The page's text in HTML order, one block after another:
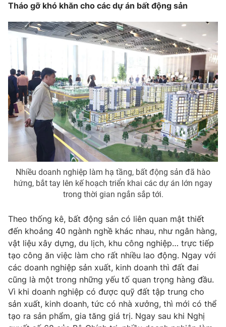
Giấy phép hoạt động báo in và báo điện tử số 483/GP-BTTTT
cấp ngày 29/12/2023
Tổng Biên tập:Vũ Thanh Thủy
Nguyễn Thị Mỹ Hạnh, Phạm Quốc Thắng,
Tổng đài VTV:024.38 355 931 - 024.38 355 932
Ðiện thoại Thời báo VTV:024.66 897 897
Email:toasoan@vtv.vn
Liên hệ quảng cáo:024-7300.7108
® Cấm sao chép dưới mọi hình thức nếu không có sự chấp
thuận bằng văn bản. Ghi rõ nguồn VTV.vn khi phát hành lại
thông tin từ website này.
Tháo gỡ khó khăn cho các dự án bất động sản
Nhiều doanh nghiệp làm hạ tầng, bất động sản đã hào
hứng, bắt tay lên kế hoạch triển khai các dự án lớn ngay
trong thời gian ngắn sắp tới.
Theo thống kê, bất động sản có liên quan mật thiết
đến khoảng 40 ngành nghề khác nhau, như ngân hàng,
vật liệu xây dựng, du lịch, khu công nghiệp… trực tiếp
tạo công ăn việc làm cho rất nhiều lao động. Ngay với
các doanh nghiệp sản xuất, kinh doanh thì đất đai
cũng là một trong những yếu tố quan trọng hàng đầu.
Vì khi doanh nghiệp có được quỹ đất tập trung cho
sản xuất, kinh doanh, tức có nhà xưởng, thì mới có thể
tạo ra sản phẩm, gia tăng giá trị. Ngay sau khi Nghị